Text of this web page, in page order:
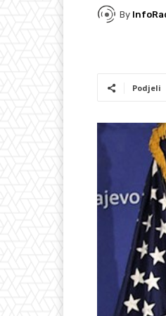
By
Podjeli